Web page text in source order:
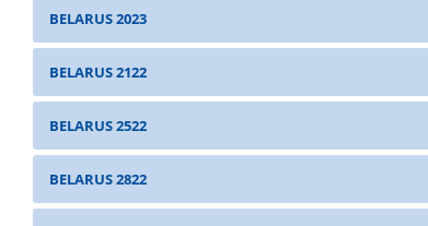
BELARUS 2023
BELARUS 2122
BELARUS 2522
BELARUS 2822